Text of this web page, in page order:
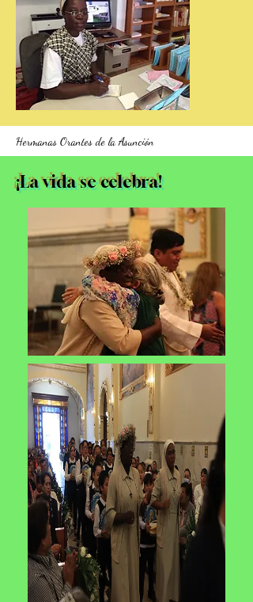
Hermanas Orantes de la Asunción
¡La vida se celebra!